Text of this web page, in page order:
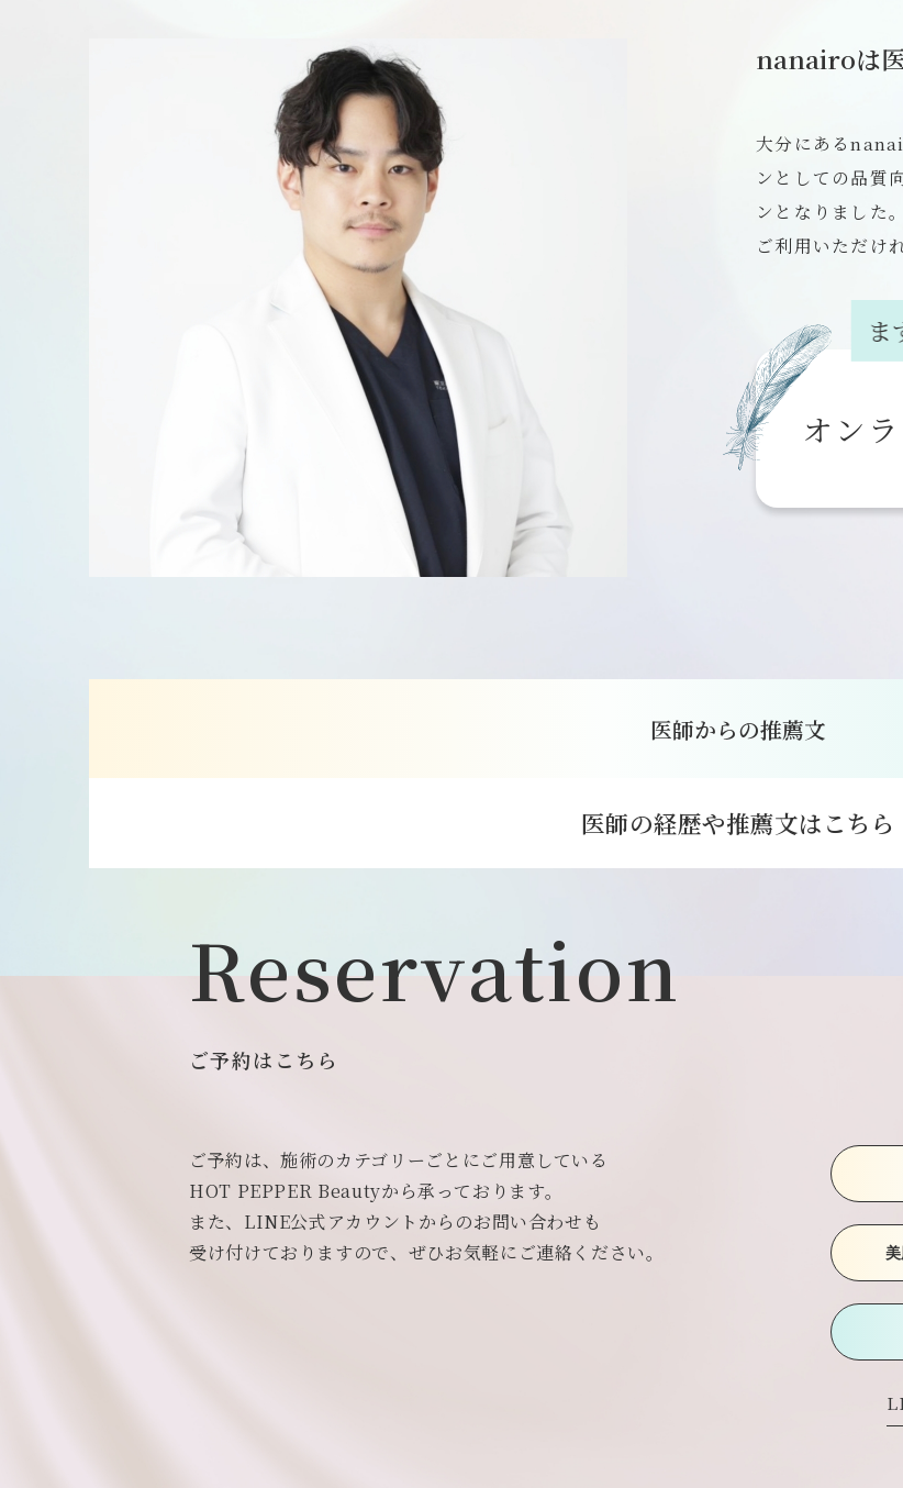
nanairoは
大分にある
ンとしての品質
ンとなりました
ご利用いただけ
オン
医師からの推薦文
医師の経歴や推薦文はこちら
Reservation
ご予約はこちら
ご予約は、施術のカテゴリーごとにご用意している
HOT PEPPER Beautyから承っております。
また、LINE公式アカウントからのお問い合わせも
受け付けておりますので、ぜひお気軽にご連絡ください。